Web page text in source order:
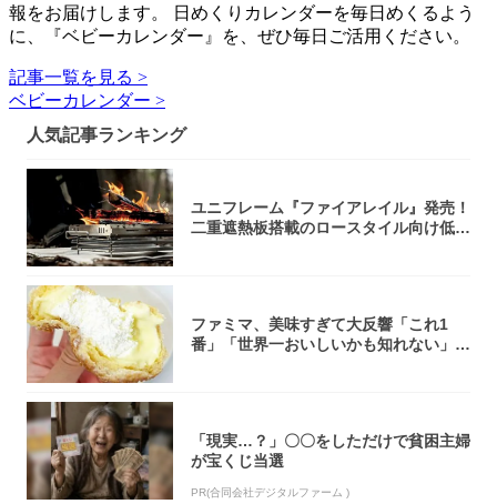
報をお届けします。 日めくりカレンダーを毎日めくるよう
に、『ベビーカレンダー』を、ぜひ毎日ご活用ください。
記事一覧を見る >
ベビーカレンダー >
人気記事ランキング
ユニフレーム『ファイアレイル』発売！
二重遮熱板搭載のロースタイル向け低型
ファミマ、美味すぎて大反響「これ1
番」「世界一おいしいかも知れない」
「現実…？」〇〇をしただけで貧困主婦
が宝くじ当選
PR(合同会社デジタルファーム )